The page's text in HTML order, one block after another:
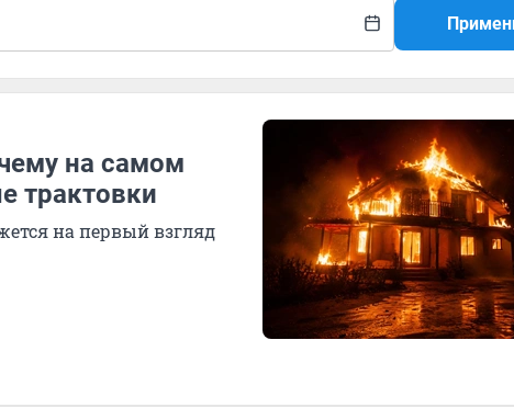
на самом
трактовки
на первый взгляд